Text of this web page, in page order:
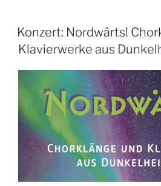
Jahre
Chorensemble
FrauenStimmen
in
Saarbrücker
Zeitung“
VERÖFFENTLICHT
AM
Konzert: Nordwärts!
Klavierwerke aus